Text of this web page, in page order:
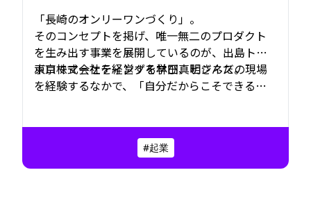
「長崎のオンリーワンづくり」。
そのコンセプトを掲げ、唯一無二のプロダクト
を生み出す事業を展開しているのが、出島トン
ボロ株式会社を経営する林田真明さんだ。
東京でマーケティングを学び、ビジネスの現場
を経験するなかで、「自分だからこそできるこ
た。内と外、過去と未来が交差してきたこの街
で、地域の物語や素材をプロダクトへと翻訳
し、世界と日本をつなぐ“媒介者”として活動を
#起業